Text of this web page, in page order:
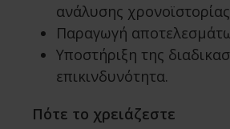
ανάλυσης
Παραγωγή
Υποστήριξη της
επικινδυνότητα.
Πότε το χρειάζεστε